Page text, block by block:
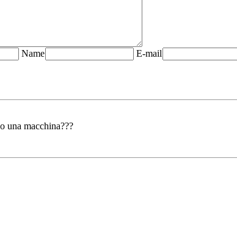
Name E-mail
una macchina???